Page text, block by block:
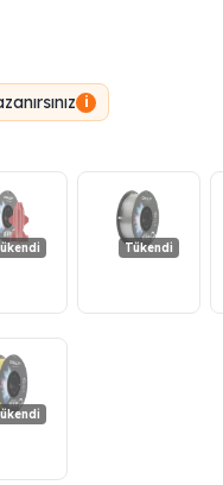
i
Tükendi